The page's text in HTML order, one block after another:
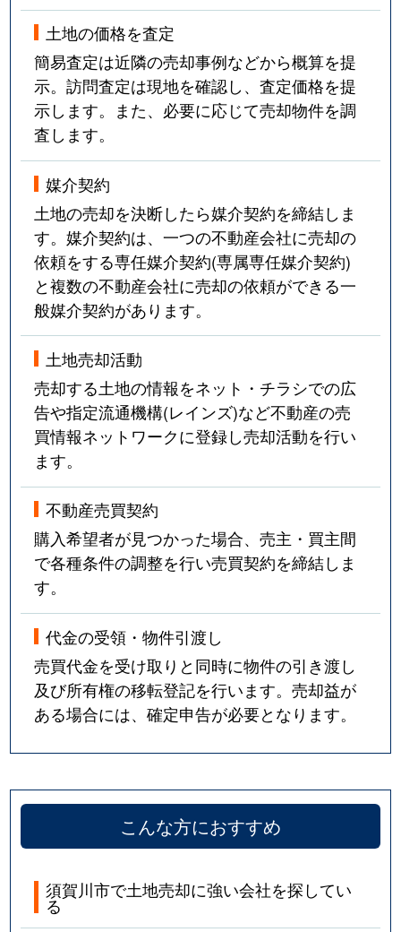
土地の価格を査定
簡易査定は近隣の売却事例などから概算を提
示。訪問査定は現地を確認し、査定価格を提
示します。また、必要に応じて売却物件を調
査します。
媒介契約
土地の売却を決断したら媒介契約を締結しま
す。媒介契約は、一つの不動産会社に売却の
依頼をする専任媒介契約(専属専任媒介契約)
と複数の不動産会社に売却の依頼ができる一
般媒介契約があります。
土地売却活動
売却する土地の情報をネット・チラシでの広
告や指定流通機構(レインズ)など不動産の売
買情報ネットワークに登録し売却活動を行い
ます。
不動産売買契約
購入希望者が見つかった場合、売主・買主間
で各種条件の調整を行い売買契約を締結しま
す。
代金の受領・物件引渡し
売買代金を受け取りと同時に物件の引き渡し
及び所有権の移転登記を行います。売却益が
ある場合には、確定申告が必要となります。
こんな方におすすめ
須賀川市で土地売却に強い会社を探してい
る